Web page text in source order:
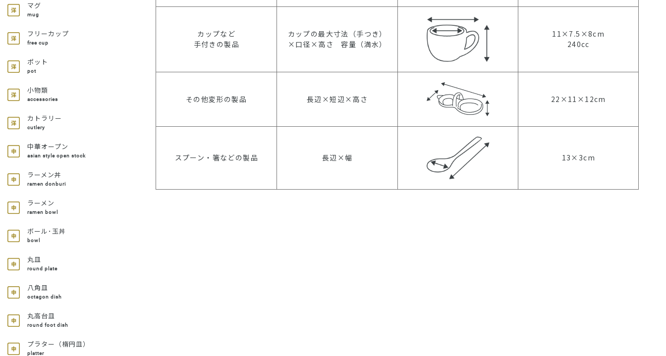
マグ
mug
フリーカップ
free cup
ポット
pot
小物類
accessories
カトラリー
cutlery
中華オープン
asian style open stock
ラーメン丼
ramen donburi
ラーメン
ramen bowl
ボール･玉丼
bowl
丸皿
round plate
八角皿
octagon dish
丸高台皿
round foot dish
プラター（楕円皿）
platter
カップなど
手付きの製品
カップの最大寸法（手つき）
×口径×高さ 容量（満水）
11×7.5×8cm
240cc
その他変形の製品 長辺×短辺×高さ 22×11×12cm
スプーン・箸などの製品 長辺×幅 13×3cm